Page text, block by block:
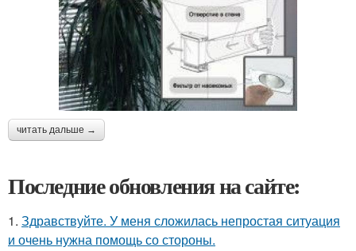
читать дальше →
Последние обновления на сайте:
1. Здравствуйте. У меня сложилась непростая ситуация
и очень нужна помощь со стороны.